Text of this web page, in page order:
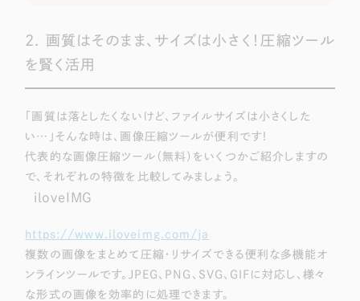
コーポレート・企業サイト （278件）
ブランドサイト・サービスサイト
ECサイト（オンラインショップ） （43件）
LP（ランディングページ） （28件）
キャンペーン・プロモーションサイト
その他 （1件）
2. 画質はそのまま、サイズは小さく！圧縮ツール
を賢く活用
「画質は落としたくないけど、ファイルサイズは小さくした
い…」そんな時は、画像圧縮ツールが便利です！
代表的な画像圧縮ツール（無料）をいくつかご紹介しますの
で、それぞれの特徴を比較してみましょう。
iloveIMG
https://www.iloveimg.com/ja
複数の画像をまとめて圧縮・リサイズできる便利な多機能オ
ンラインツールです。JPEG、PNG、SVG、GIFに対応し、様々
な形式の画像を効率的に処理できます。